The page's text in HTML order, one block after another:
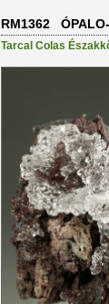
RM1362 ÓPALO-
Tarcal Colas